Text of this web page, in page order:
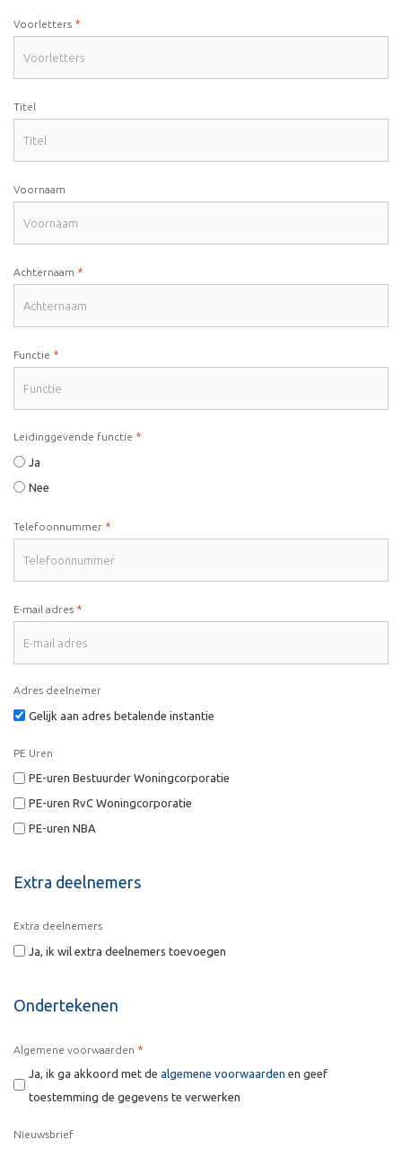
Voorletters *
Titel
Voornaam
Achternaam *
Functie *
Leidinggevende functie *
Ja
Nee
Telefoonnummer *
E-mail adres *
Adres deelnemer
Gelijk aan adres betalende instantie
PE Uren
PE-uren Bestuurder Woningcorporatie
PE-uren RvC Woningcorporatie
PE-uren NBA
Extra deelnemers
Extra deelnemers
Ja, ik wil extra deelnemers toevoegen
Ondertekenen
Algemene voorwaarden *
Ja, ik ga akkoord met de algemene voorwaarden en geef
toestemming de gegevens te verwerken
Nieuwsbrief